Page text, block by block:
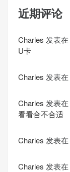
近期评论
Charles 发表在
U卡
Charles 发表在
Charles 发表在
看看合不合适
Charles 发表在
Charles 发表在